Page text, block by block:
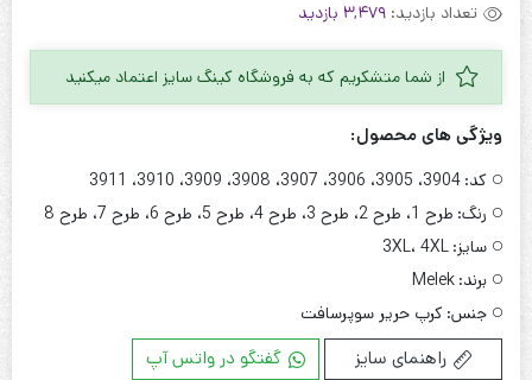
تعداد بازدید: 3,479 بازدید
از شما متشکریم که به فروشگاه کینگ سایز اعتماد میکنید
ویژگی های محصول:
کد: 3904، 3905، 3906، 3907، 3908، 3909، 3910، 3911
رنگ: طرح 1، طرح 2، طرح 3، طرح 4، طرح 5، طرح 6، طرح 7، طرح 8
سایز: 3XL، 4XL
برند: Melek
جنس: کرپ حریر سوپرسافت
راهنمای سایز گفتگو در واتس آپ